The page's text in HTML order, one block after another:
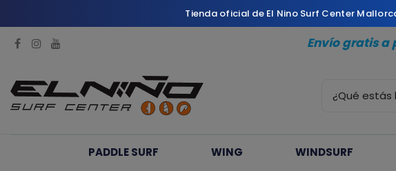
Envío gratis a
PADDLE SURF WING WINDSURF
Tienda oficial de El Nino Surf Center